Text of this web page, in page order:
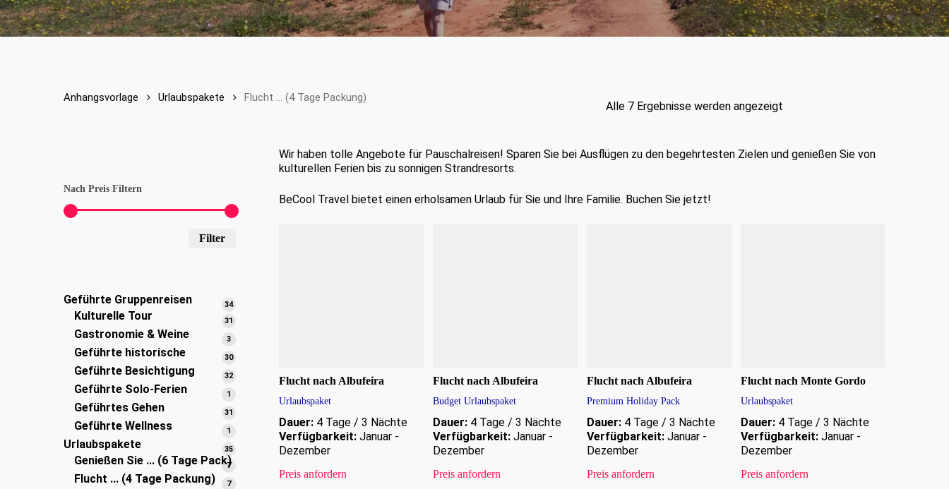
Alle 7 Ergebnisse werden angezeigt
Anhangsvorlage Urlaubspakete Flucht ... (4 Tage Packung)
Nach Preis Filtern
Filter
Geführte Gruppenreisen 3434
Kulturelle Tour 31
Gastronomie & Weine 33
Geführte historische 3030
Geführte Besichtigung 3232
Geführte Solo-Ferien 1
Geführtes Gehen 31
Geführte Wellness 1
Urlaubspakete 3535
Genießen Sie ... (6 Tage Pack)
77
Flucht ... (4 Tage Packung) 77
Wir haben tolle Angebote für Pauschalreisen! Sparen Sie bei Ausflügen zu den begehrtesten Zielen und genießen Sie von
kulturellen Ferien bis zu sonnigen Strandresorts.
BeCool Travel bietet einen erholsamen Urlaub für Sie und Ihre Familie. Buchen Sie jetzt!
Flucht nach Albufeira
Urlaubspaket
Dauer: 4 Tage / 3 Nächte
Verfügbarkeit: Januar -
Dezember
Preis anfordern
Flucht nach Albufeira
Budget Urlaubspaket
Dauer: 4 Tage / 3 Nächte
Verfügbarkeit: Januar -
Dezember
Preis anfordern
Flucht nach Albufeira
Premium Holiday Pack
Dauer:4 Tage / 3 Nächte
Verfügbarkeit:Januar -
Dezember
Preis anfordern
Flucht nach Monte Gordo
Urlaubspaket
Dauer:4 Tage / 3 Nächte
Verfügbarkeit:Januar -
Dezember
Preis anfordern